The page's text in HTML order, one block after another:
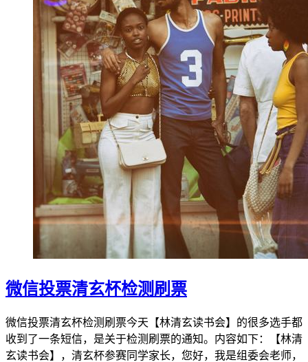
微信投票清玄杯检测刷票
微信投票清玄杯检测刷票今天【林清玄读书会】的很多选手都
收到了一条短信，是关于检测刷票的通知。内容如下：【林清
玄读书会】，清玄杯参赛同学家长，您好，我是组委会老师，